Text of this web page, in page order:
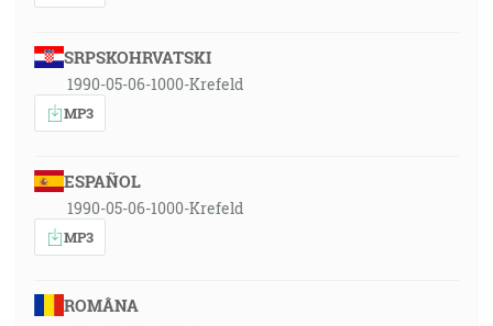
SRPSKOHRVATSKI
1990-05-06-1000-Krefeld
MP3
ESPAÑOL
1990-05-06-1000-Krefeld
MP3
ROMÂNA